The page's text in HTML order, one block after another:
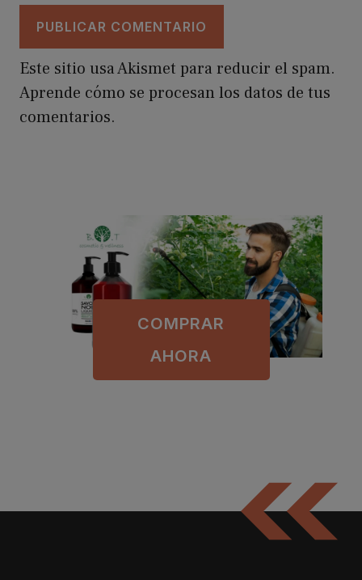
Este sitio usa Akismet para reducir el spam.
Aprende cómo se procesan los datos de tus
comentarios.
COMPRAR
AHORA